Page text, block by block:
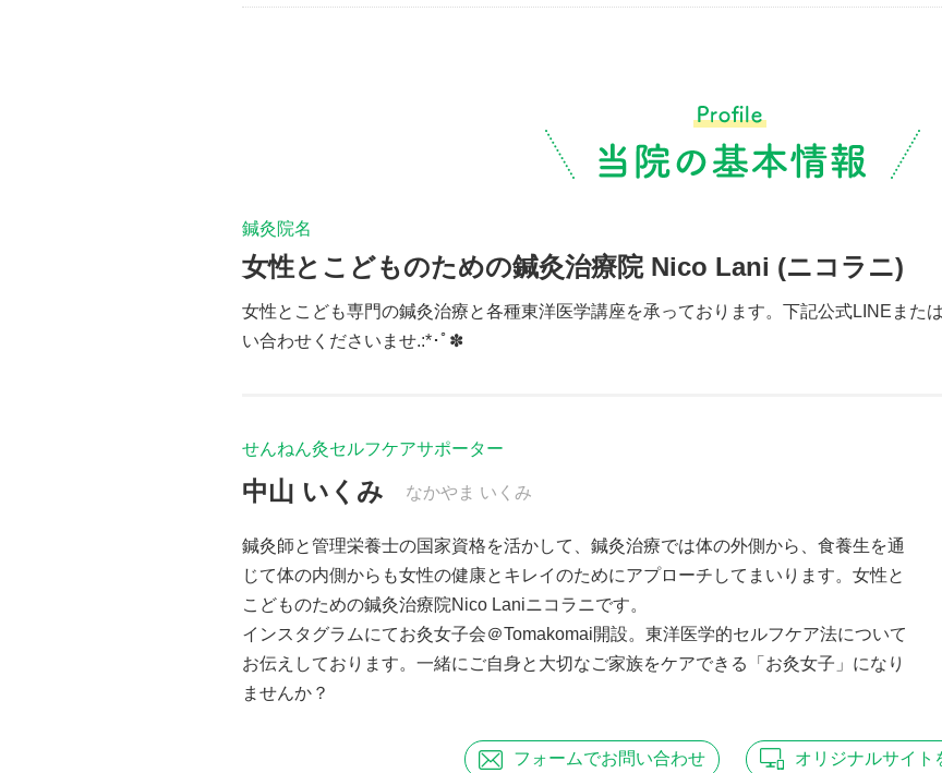
鍼灸院名
女性とこどものための鍼灸治療院 Nico Lani (ニコラニ)
女性とこども専門の鍼灸治療と各種東洋医学講座を承っております。下記公式LINEまた
い合わせくださいませ.:*･ﾟ✽
せんねん灸セルフケアサポーター
中山 いくみ なかやま いくみ
鍼灸師と管理栄養士の国家資格を活かして、鍼灸治療では体の外側から、食養生を通
じて体の内側からも女性の健康とキレイのためにアプローチしてまいります。女性と
こどものための鍼灸治療院Nico Laniニコラニです。
インスタグラムにてお灸女子会＠Tomakomai開設。東洋医学的セルフケア法について
お伝えしております。一緒にご自身と大切なご家族をケアできる「お灸女子」になり
ませんか？
フォームでお問い合わせ オリジナルサイト